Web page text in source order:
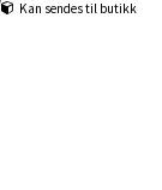
Kan sendes til butikk